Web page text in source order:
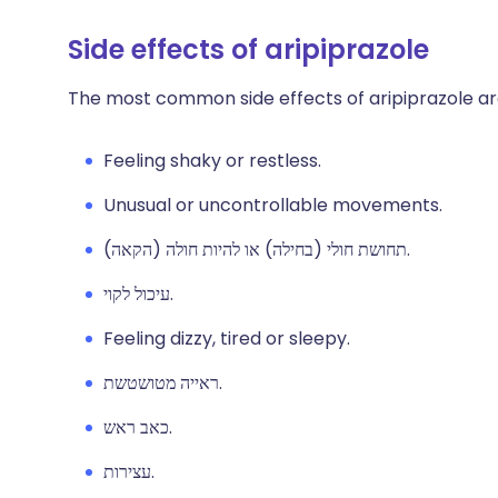
Side effects of aripiprazole
The most common side effects of aripiprazole
Feeling shaky or restless.
Unusual or uncontrollable movements.
תחושת חולי (בחילה) או להיות חולה (הקאה).
עיכול לקוי.
Feeling dizzy, tired or sleepy.
ראייה מטושטשת.
כאב ראש.
עצירות.